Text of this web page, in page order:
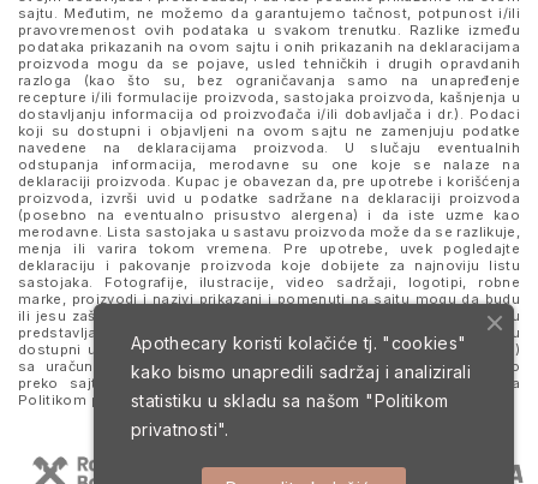
sajtu. Međutim, ne možemo da garantujemo tačnost, potpunost i/ili
pravovremenost ovih podataka u svakom trenutku. Razlike između
podataka prikazanih na ovom sajtu i onih prikazanih na deklaracijama
proizvoda mogu da se pojave, usled tehničkih i drugih opravdanih
razloga (kao što su, bez ograničavanja samo na unapređenje
recepture i/ili formulacije proizvoda, sastojaka proizvoda, kašnjenja u
dostavljanju informacija od proizvođača i/ili dobavljača i dr.). Podaci
koji su dostupni i objavljeni na ovom sajtu ne zamenjuju podatke
navedene na deklaracijama proizvoda. U slučaju eventualnih
odstupanja informacija, merodavne su one koje se nalaze na
deklaraciji proizvoda. Kupac je obavezan da, pre upotrebe i korišćenja
proizvoda, izvrši uvid u podatke sadržane na deklaraciji proizvoda
(posebno na eventualno prisustvo alergena) i da iste uzme kao
merodavne. Lista sastojaka u sastavu proizvoda može da se razlikuje,
menja ili varira tokom vremena. Pre upotrebe, uvek pogledajte
deklaraciju i pakovanje proizvoda koje dobijete za najnoviju listu
sastojaka. Fotografije, ilustracije, video sadržaji, logotipi, robne
marke, proizvodi i nazivi prikazani i pomenuti na sajtu mogu da budu
ili jesu zaštitni znaci njihovih kompanija. Proizvodi prikazani na sajtu
predstavljaju deo ponude za poručivanje i ne podrazumeva se da su
dostupni u svakom trenutku. Sve cene su izražene u dinarima (RSD)
sa uračunatim PDV-om, dok je poručivanje omogućeno isključivo
preko sajta. Nastavkom i upotrebom ovog sajta slažete se sa
Politikom privatnostiiUslovima korišćenja i prodaje.
Apothecary koristi kolačiće tj. "cookies"
kako bismo unapredili sadržaj i analizirali
statistiku u skladu sa našom "Politikom
privatnosti".